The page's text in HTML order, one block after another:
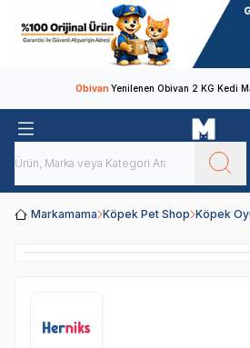
ObivanYenilenen Obivan 2 KG Kedi
Markamama Köpek Pet Shop Köpek